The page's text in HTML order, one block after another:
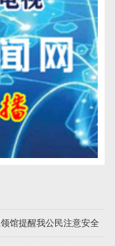
馆提醒我公民注意安全